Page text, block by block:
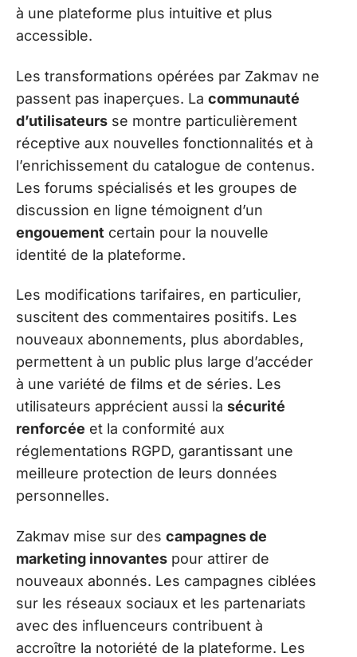
à une plateforme plus intuitive et plus
accessible.
Les transformations opérées par Zakmav ne
passent pas inaperçues. La communauté
d’utilisateurs se montre particulièrement
réceptive aux nouvelles fonctionnalités et à
l’enrichissement du catalogue de contenus.
Les forums spécialisés et les groupes de
discussion en ligne témoignent d’un
engouement certain pour la nouvelle
identité de la plateforme.
Les modifications tarifaires, en particulier,
suscitent des commentaires positifs. Les
nouveaux abonnements, plus abordables,
permettent à un public plus large d’accéder
à une variété de films et de séries. Les
utilisateurs apprécient aussi la sécurité
renforcée et la conformité aux
réglementations RGPD, garantissant une
meilleure protection de leurs données
personnelles.
Zakmav mise sur des campagnes de
marketing innovantes pour attirer de
nouveaux abonnés. Les campagnes ciblées
sur les réseaux sociaux et les partenariats
avec des influenceurs contribuent à
accroître la notoriété de la plateforme. Les